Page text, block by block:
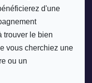
d'une
trouver le bien
vous cherchiez une
ou un